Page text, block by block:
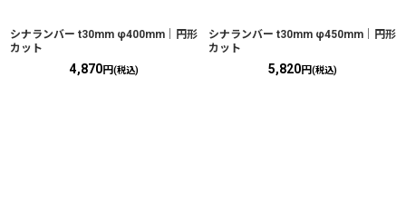
シナランバー t30mm φ400mm｜円形
カット
4,870円(税込)
シナランバー t30mm φ450mm｜円形
カット
5,820円(税込)